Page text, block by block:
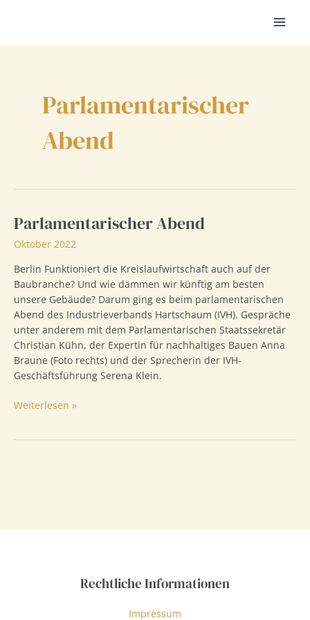
Parlamentarischer
Abend
Parlamentarischer Abend
Oktober 2022
Berlin Funktioniert die Kreislaufwirtschaft auch auf der
Baubranche? Und wie dämmen wir künftig am besten
unsere Gebäude? Darum ging es beim parlamentarischen
Abend des Industrieverbands Hartschaum (IVH). Gespräche
unter anderem mit dem Parlamentarischen Staatssekretär
Christian Kühn, der Expertin für nachhaltiges Bauen Anna
Braune (Foto rechts) und der Sprecherin der IVH-
Geschäftsführung Serena Klein.
Parlamentarischer
Weiterlesen »
Rechtliche Informationen
Impressum